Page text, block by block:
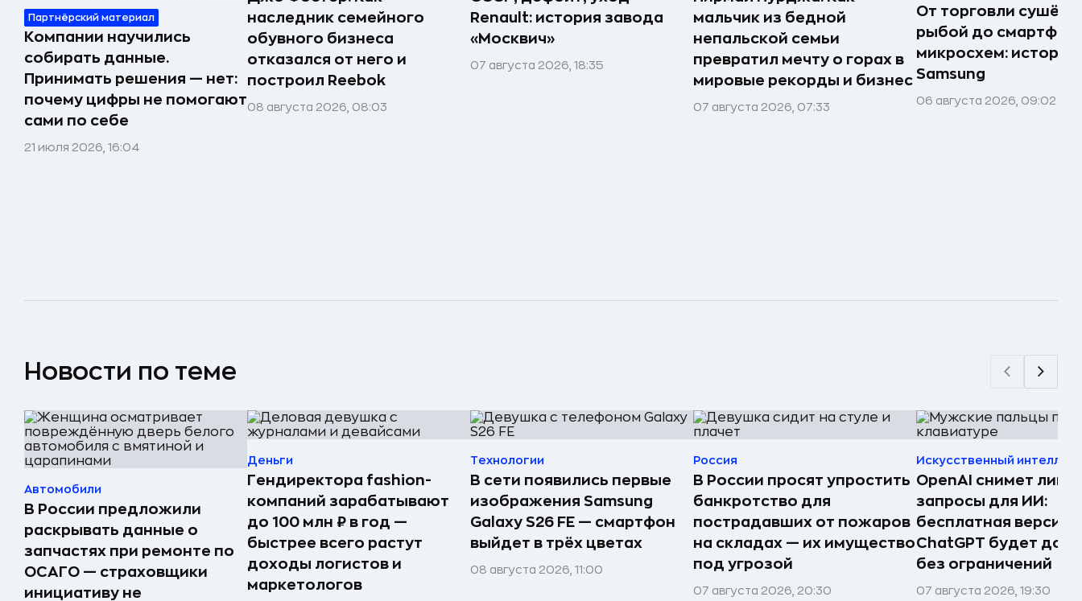
Партнёрский материал
Компании научились
собирать данные.
Принимать решения — нет:
почему цифры не помогают
сами по себе
21 июля 2026, 16:04
наследник семейного
обувного бизнеса
отказался от него и
построил Reebok
08 августа 2026, 08:03
Renault: история завода
«Москвич»
07 августа 2026, 18:35
мальчик из бедной
непальской семьи
превратил мечту о горах в
мировые рекорды и бизнес
07 августа 2026, 07:33
От торговли
рыбой до
микросхем: история
Samsung
06 августа 2026, 09:02
Новости по теме
Автомобили
В России предложили
раскрывать данные о
запчастях при ремонте по
ОСАГО — страховщики
инициативу не
Деньги
Гендиректора fashion-
компаний зарабатывают
до 100 млн ₽ в год —
быстрее всего растут
доходы логистов и
маркетологов
Технологии
В сети появились первые
изображения Samsung
Galaxy S26 FE — смартфон
выйдет в трёх цветах
08 августа 2026, 11:00
Россия
В России просят упростить
банкротство для
пострадавших от пожаров
на складах — их имущество
под угрозой
07 августа 2026, 20:30
Искусственный
OpenAI снимет
запросы для ИИ:
бесплатная версия
ChatGPT будет
без ограничений
07 августа 2026, 19:30